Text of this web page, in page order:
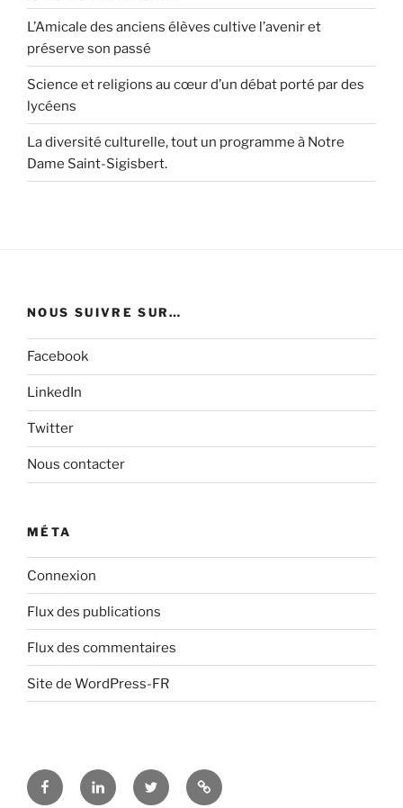
L’Amicale des anciens élèves cultive l’avenir et
préserve son passé
Science et religions au cœur d’un débat porté par des
lycéens
La diversité culturelle, tout un programme à Notre
Dame Saint-Sigisbert.
NOUS SUIVRE SUR…
Facebook
LinkedIn
Twitter
Nous contacter
MÉTA
Connexion
Flux des publications
Flux des commentaires
Site de WordPress-FR
FacebookLinkedInTwitter Nous
contacter